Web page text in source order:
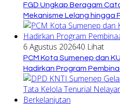
FGD Ungkap Beragam
Mekanisme Lelang hingga
6 Agustus 202640 Lihat
PCM Kota Sumenep dan
Hadirkan Program